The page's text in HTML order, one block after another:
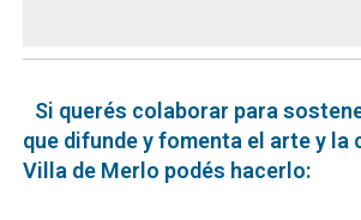
Si querés colaborar para
que difunde y fomenta el arte y la
Villa de Merlo podés hacerlo: